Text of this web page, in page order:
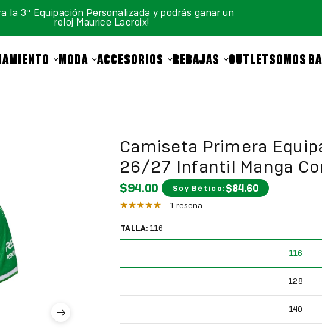
la 3ª Equipación Personalizada y podrás ganar un
reloj Maurice Lacroix!
MODA ACCESORIOS REBAJAS OUTLETSOMOS
Camiseta Primera
26/27 Infantil Manga
$94.00 Soy Bético:$84.60
1 reseña
TALLA: 116
116
128
140